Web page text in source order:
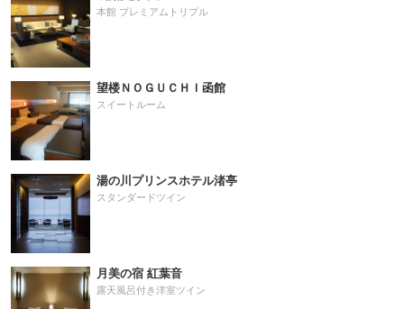
本館 プレミアムトリプル
望楼ＮＯＧＵＣＨＩ函館
スイートルーム
湯の川プリンスホテル渚亭
スタンダードツイン
月美の宿 紅葉音
露天風呂付き洋室ツイン